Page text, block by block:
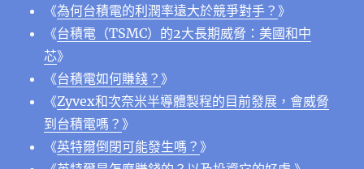
《為何台積電的利潤率遠大於競爭對手？》
《台積電（TSMC）的2大長期威脅：美國和中
芯》
《台積電如何賺錢？》
《Zyvex和次奈米半導體製程的目前發展，會威脅
到台積電嗎？》
《英特爾倒閉可能發生嗎？》